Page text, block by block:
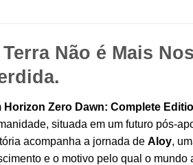
Não é Mais
Horizon Zero Dawn: Complete
situada em um futuro pós-
acompanha a jornada de Aloy,
e o motivo pelo qual o